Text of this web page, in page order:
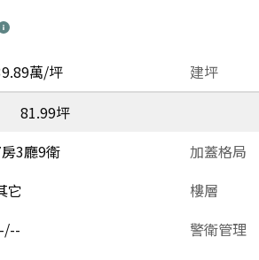
建坪
萬/坪
81.99坪
3廳9衛 加蓋格局
它 樓層
警衛管理